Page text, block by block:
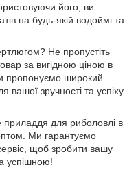
його, ви
на будь-якій водоймі та
Не пропустіть
за вигідною ціною в
пропонуємо широкий
вашої зручності та успіху
приладдя для риболовлі в
Ми гарантуємо
щоб зробити вашу
успішною!